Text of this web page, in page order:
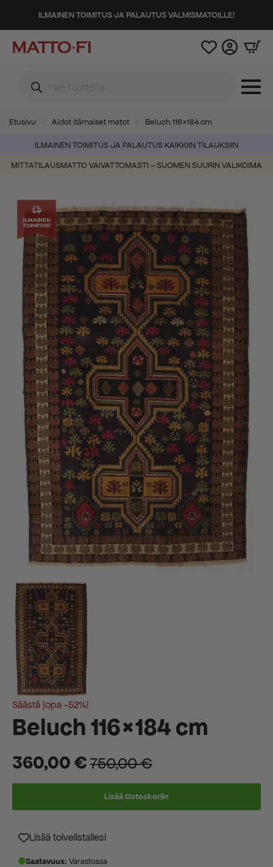
ILMAINEN TOIMITUS JA PALAUTUS VALMISMATOILLE!
search
Etusivu Aidot itämaiset matot Beluch 116×184 cm
ILMAINEN TOIMITUS JA PALAUTUS KAIKKIIN TILAUKSIIN
MITTATILAUSMATTO VAIVATTOMASTI – SUOMEN SUURIN VALIKOIMA
-52%
Säästä jopa -52%!
Beluch 116×184 cm
750,00€
Alkuperäinen
oli:
750,00 €.
360,00€
Nykyinen
on:
360,00 €.
Lisää Ostoskoriin
Lisää toivelistallesi
Saatavuus: Varastossa